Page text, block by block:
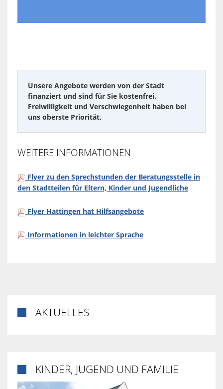
Unsere Angebote werden von der Stadt
finanziert und sind für Sie kostenfrei.
Freiwilligkeit und Verschwiegenheit haben bei
uns oberste Priorität.
WEITERE INFORMATIONEN
Flyer zu den Sprechstunden der Beratungsstelle in
den Stadtteilen für Eltern, Kinder und Jugendliche
Flyer Hattingen hat Hilfsangebote
Informationen in leichter Sprache
AKTUELLES
KINDER, JUGEND UND FAMILIE